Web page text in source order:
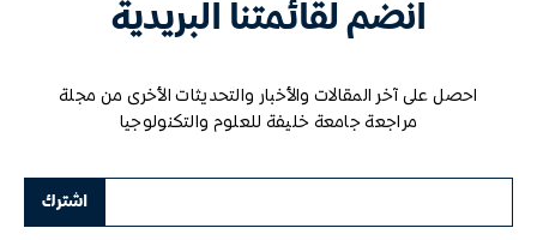
انضم لقائمتنا البريدية
احصل على آخر المقالات والأخبار والتحديثات الأخرى من مجلة
مراجعة جامعة خليفة للعلوم والتكنولوجيا